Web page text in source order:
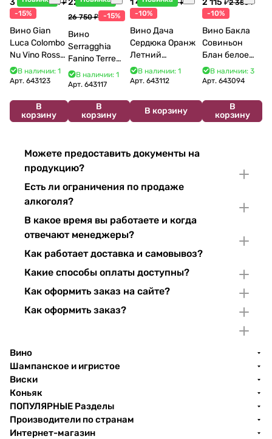
4 704 ₽
-15%
Вино Gian
Luca Colombo
Nu Vino Rosso
2025 750 мл
В наличии: 1
Арт. 643123
В
корзину
26 750 ₽ -15%
Вино
Serragghia
Fanino Terre
Siciliane IGP
2022 750 мл
В наличии: 1
Арт.643117
В
корзину
1 600 ₽
-10%
Вино Дача
Сердюка Оранж
Летний
Сибирьковый
2024 750 мл
В наличии: 1
Арт. 643112
В корзину
2 350 ₽
-10%
Вино Бакла
Совиньон
Блан белое
сухое 750 мл
12%
В наличии: 3
Арт.643094
В
корзину
Можете предоставить документы на
продукцию?
Есть ли ограничения по продаже
алкоголя?
В какое время вы работаете и когда
отвечают менеджеры?
Как работает доставка и самовывоз?
Какие способы оплаты доступны?
Как оформить заказ на сайте?
Как оформить заказ?
Вино
Шампанское и игристое
Виски
Коньяк
ПОПУЛЯРНЫЕ Разделы
Производители по странам
Интернет-магазин